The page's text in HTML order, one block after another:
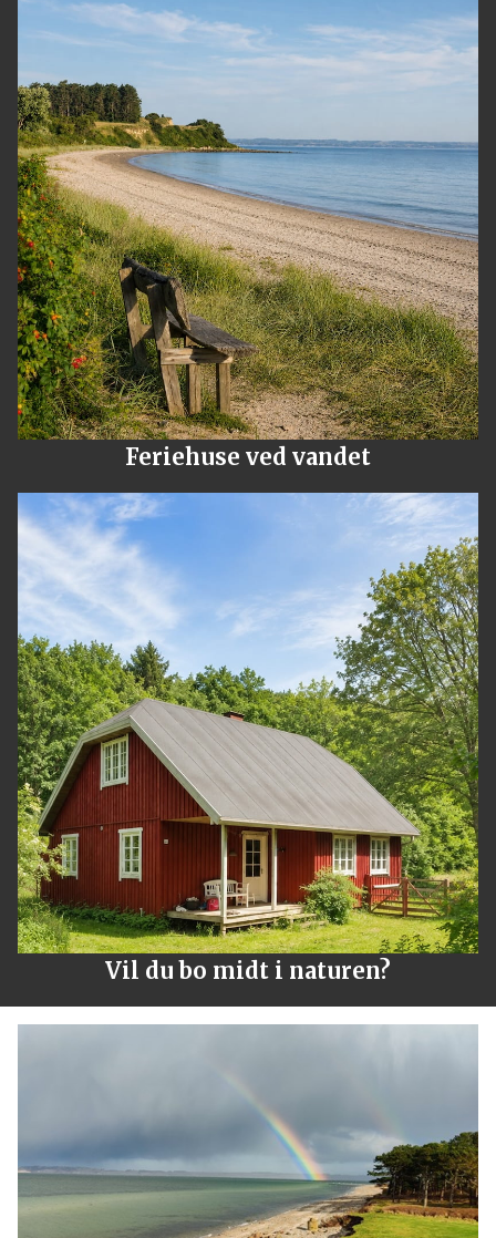
Feriehuse ved vandet
Vil du bo midt i naturen?